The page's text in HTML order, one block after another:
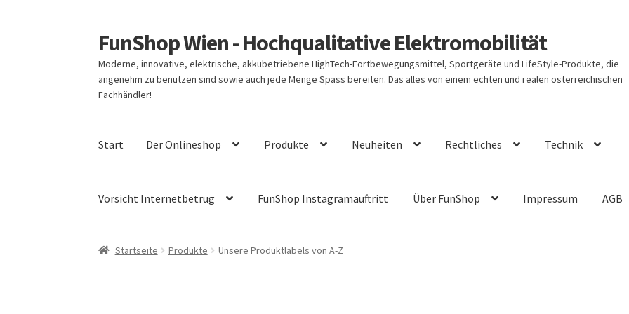
Zur
Navigation
springen
Zum
Inhalt
springen
FunShop Wien - Hochqualitative Elektromobilität
Moderne, innovative, elektrische, akkubetriebene HighTech-Fortbewegungsmittel, Sportgeräte und LifeStyle-Produkte, die
angenehm zu benutzen sind sowie auch jede Menge Spass bereiten. Das alles von einem echten und realen österreichischen
Fachhändler!
Start Der Onlineshop Produkte Neuheiten Rechtliches Technik
Vorsicht Internetbetrug FunShop Instagramauftritt Über FunShop Impressum AGB
Startseite Produkte Unsere Produktlabels von A-Z